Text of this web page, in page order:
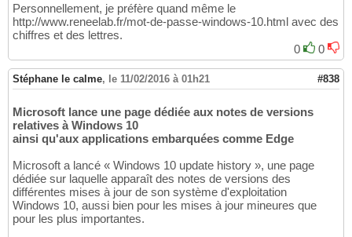
Personnellement, je préfère quand même le
http://www.reneelab.fr/mot-de-passe-windows-10.html avec des
chiffres et des lettres.
0
0
Stéphane le calme, le 11/02/2016 à 01h21 #838
Microsoft lance une page dédiée aux notes de versions
relatives à Windows 10
ainsi qu'aux applications embarquées comme Edge
Microsoft a lancé « Windows 10 update history », une page
dédiée sur laquelle apparaît des notes de versions des
différentes mises à jour de son système d'exploitation
Windows 10, aussi bien pour les mises à jour mineures que
pour les plus importantes.